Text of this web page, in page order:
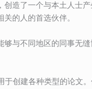
造了一个与本土人士
的人的首选伙伴。
与不同地区的同事无
创建各种类型的论文